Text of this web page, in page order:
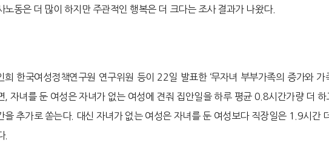
노동은 더 많이 하지만 주관적인 행복은 더 크다는 조사 결과가 나왔다.
희 한국여성정책연구원 연구위원 등이 22일 발표한 ‘무자녀 부부가족의 증가와 가
, 자녀를 둔 여성은 자녀가 없는 여성에 견줘 집안일을 하루 평균 0.8시간가량 더
을 추가로 쏟는다. 대신 자녀가 없는 여성은 자녀를 둔 여성보다 직장일은 1.9시간
.